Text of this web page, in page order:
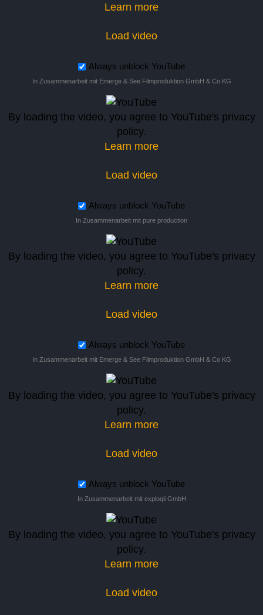
Learn more
Load video
Always unblock YouTube
In Zusammenarbeit mit Emerge & See Filmproduktion GmbH & Co KG
By loading the video, you agree to YouTube's privacy
policy.
Learn more
Load video
Always unblock YouTube
In Zusammenarbeit mit pure production
By loading the video, you agree to YouTube's privacy
policy.
Learn more
Load video
Always unblock YouTube
In Zusammenarbeit mit Emerge & See Filmproduktion GmbH & Co KG
By loading the video, you agree to YouTube's privacy
policy.
Learn more
Load video
Always unblock YouTube
In Zusammenarbeit mit exploqii GmbH
By loading the video, you agree to YouTube's privacy
policy.
Learn more
Load video